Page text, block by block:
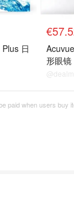
日
Acuvue
形眼
paid when users buy